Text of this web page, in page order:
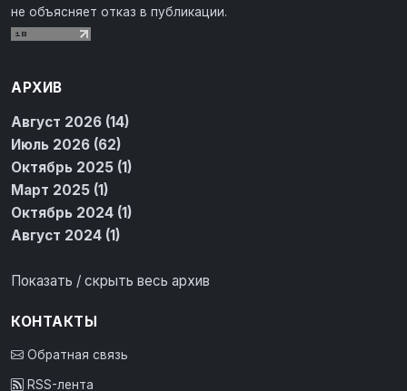
не объясняет отказ в публикации.
АРХИВ
Август 2026 (14)
Июль 2026 (62)
Октябрь 2025 (1)
Март 2025 (1)
Октябрь 2024 (1)
Август 2024 (1)
Показать / скрыть весь архив
КОНТАКТЫ
Обратная связь
RSS-лента